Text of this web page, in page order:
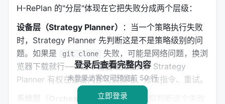
H-RePlan 的"分层"体现在它把失败分成两个层级：
设备层（Strategy Planner）
：当一个策略执行失败
时，Strategy Planner 先判断这是不是策略级别的问
题。如果是
git clone
失败，可能是网络问题，换浏
览器下载就行——这不需要通知全局。Strategy
Planner 有权在设备内部切换策略、修改指令、重试。
系统层（Orchestrator）：如果设备层判断这个失败
登录后查看完整内容
未登录访客仅可预览前 50 行
立即登录